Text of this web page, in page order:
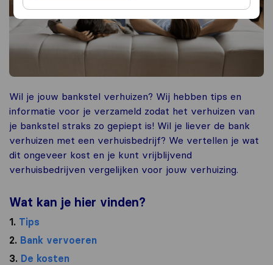
Wil je jouw bankstel verhuizen? Wij hebben tips en
informatie voor je verzameld zodat het verhuizen van
je bankstel straks zo gepiept is! Wil je liever de bank
verhuizen met een verhuisbedrijf? We vertellen je wat
dit ongeveer kost en je kunt vrijblijvend
verhuisbedrijven vergelijken voor jouw verhuizing.
Wat kan je hier vinden?
1. Tips
2. Bank vervoeren
3. De kosten